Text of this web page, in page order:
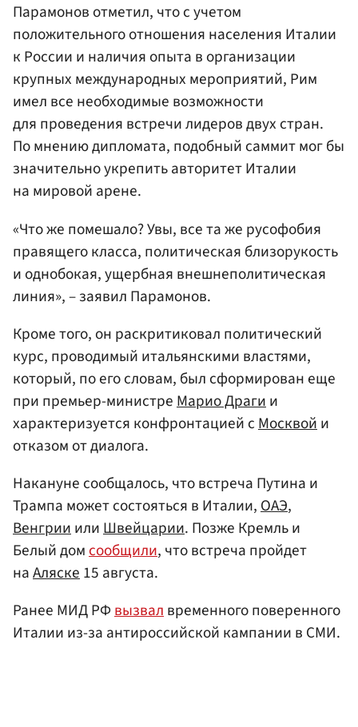
Парамонов отметил, что с учетом
положительного отношения населения Италии
к России и наличия опыта в организации
крупных международных мероприятий, Рим
имел все необходимые возможности
для проведения встречи лидеров двух стран.
По мнению дипломата, подобный саммит мог бы
значительно укрепить авторитет Италии
на мировой арене.
«Что же помешало? Увы, все та же русофобия
правящего класса, политическая близорукость
и однобокая, ущербная внешнеполитическая
линия», – заявил Парамонов.
Кроме того, он раскритиковал политический
курс, проводимый итальянскими властями,
который, по его словам, был сформирован еще
при премьер-министреМарио Драгии
характеризуется конфронтацией сМосквойи
отказом от диалога.
Накануне сообщалось, что встреча Путина и
Трампа может состояться в Италии,ОАЭ,
ВенгрииилиШвейцарии. Позже Кремль и
Белый домсообщили, что встреча пройдет
наАляске15 августа.
Ранее МИД РФвызвалвременного поверенного
Италии из-за антироссийской кампании в СМИ.